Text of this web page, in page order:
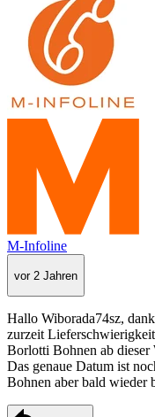
M-Infoline
vor 2 Jahren
Hallo Wiborada74sz,
zurzeit
Borlotti Bohnen ab dieser
Das genaue Datum ist
Bohnen aber bald wieder